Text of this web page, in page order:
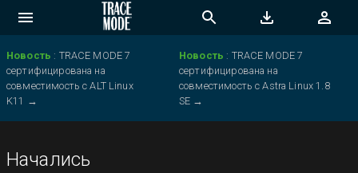
Новость : TRACE MODE 7
сертифицирована на
совместимость с ALT Linux
K11 →
Новость : TRACE MODE 7
сертифицирована на
совместимость с Astra Linux 1.8
SE →
Начались